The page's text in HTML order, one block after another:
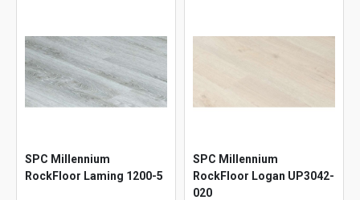
SPC Millennium
RockFloor Laming 1200-5
SPC Millennium
RockFloor Logan UP3042-
020